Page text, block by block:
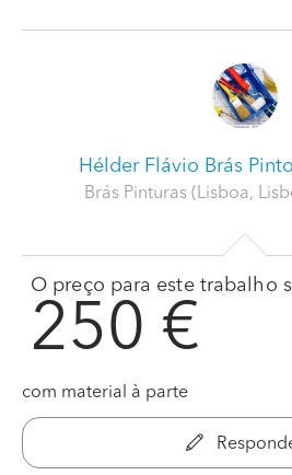
Hélder Flávio Brás Pinto
Brás Pinturas (Lisboa,
O preço para este trabalho
250 €
com material à parte